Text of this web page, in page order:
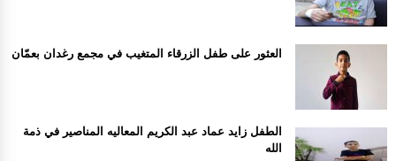
العثور على طفل الزرقاء المتغيب في مجمع رغدان بعمّان
الطفل زايد عماد عبد الكريم المعاليه المناصير في ذمة
الله